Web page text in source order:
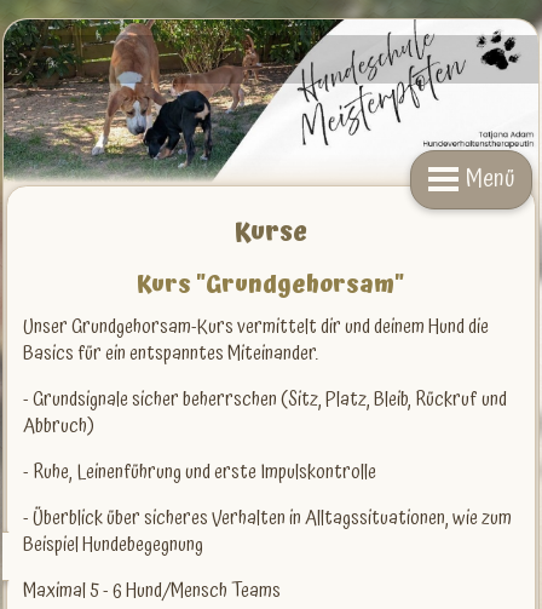
Menü
Kurse
Kurs "Grundgehorsam"
Unser Grundgehorsam-Kurs vermittelt dir und deinem Hund die
Basics für ein entspanntes Miteinander.
- Grundsignale sicher beherrschen (Sitz, Platz, Bleib, Rückruf und
Abbruch)
- Ruhe, Leinenführung und erste Impulskontrolle
- Überblick über sicheres Verhalten in Alltagssituationen, wie zum
Beispiel Hundebegegnung
Maximal 5 - 6 Hund/Mensch Teams